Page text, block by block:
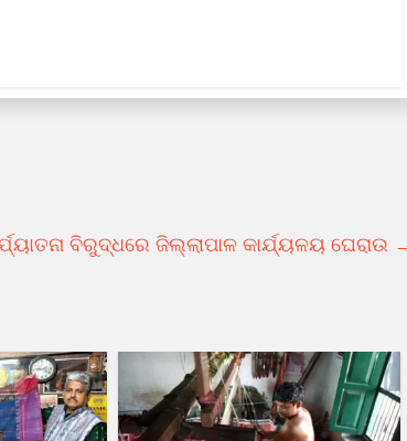
ବିରୁଦ୍ଧରେ ଜିଲ୍ଲାପାଳ କାର୍ଯ୍ୟଳୟ ଘେରାଉ